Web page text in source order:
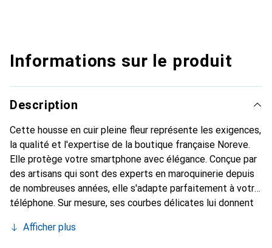
Informations sur le produit
Description
Cette housse en cuir pleine fleur représente les exigences,
la qualité et l'expertise de la boutique française Noreve.
Elle protège votre smartphone avec élégance. Conçue par
des artisans qui sont des experts en maroquinerie depuis
de nombreuses années, elle s'adapte parfaitement à votre
téléphone. Sur mesure, ses courbes délicates lui donnent
et indispensable pour votre smartphone. Reconnaît
Afficher plus